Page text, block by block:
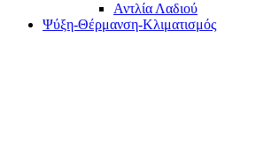
Αντλία Λαδιού
Ψύξη-Θέρμανση-Κλιματισμός